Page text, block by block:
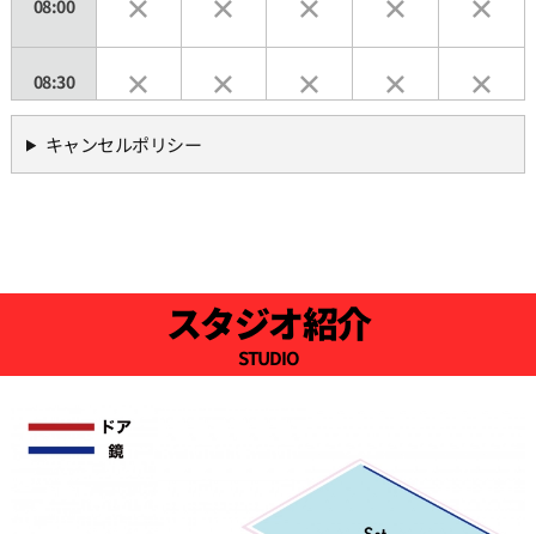
08:00
08:30
09:00
10:30
11:00
キャンセルポリシー
スタジオ紹介
STUDIO